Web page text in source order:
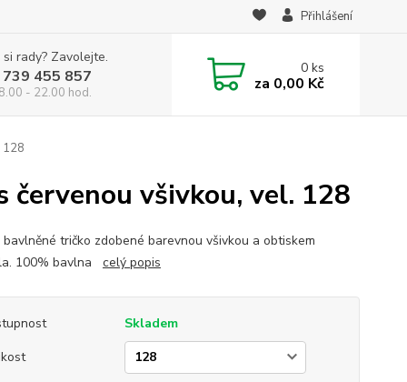
Přihlášení
rady? Zavolejte.
455 857
- 22.00 hod.
0ks
za 0,00 Kč
128
všivkou, vel. 128
bavlněné tričko zdobené barevnou všivkou a obtiskem
100% bavlna celý popis
Skladem